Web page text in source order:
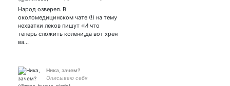
Народ озверел. В
околомедицинском чате (!) на тему
нехватки леков пишут «И что
теперь сложить колени,да вот хрен
ва…
Ника, зачем?
Описываю себя